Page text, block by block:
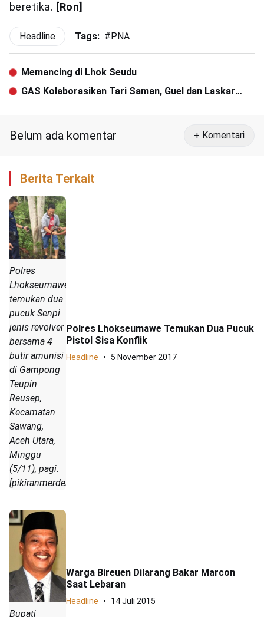
beretika. [Ron]
Headline Tags: #PNA
Memancing di Lhok Seudu
GAS Kolaborasikan Tari Saman, Guel dan Laskar
Belum ada komentar + Komentari
Berita Terkait
Polres
Lhokseumawe
temukan dua
pucuk Senpi
jenis revolver
bersama 4
butir amunisi
di Gampong
Teupin
Reusep,
Kecamatan
Sawang,
Aceh Utara,
Minggu
(5/11), pagi.
[pikiranmerdeka.co/ist]
Polres Lhokseumawe Temukan Dua Pucuk
Pistol Sisa Konflik
Headline 5 November 2017
Bupati
Warga Bireuen Dilarang Bakar Marcon
Saat Lebaran
Headline 14 Juli 2015